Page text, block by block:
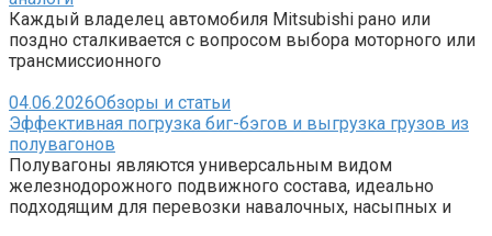
Каждый владелец автомобиля Mitsubishi рано или
поздно сталкивается с вопросом выбора моторного или
трансмиссионного
04.06.2026Обзоры и статьи
Эффективная погрузка биг-бэгов и выгрузка грузов из
полувагонов
Полувагоны являются универсальным видом
железнодорожного подвижного состава, идеально
подходящим для перевозки навалочных, насыпных и